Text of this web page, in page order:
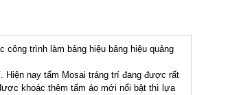
trình làm bảng hiệu bảng hiệu quảng
Hiện nay tấm Mosai tráng trí đang được rất
khoác thêm tấm áo mới nổi bật thì lựa